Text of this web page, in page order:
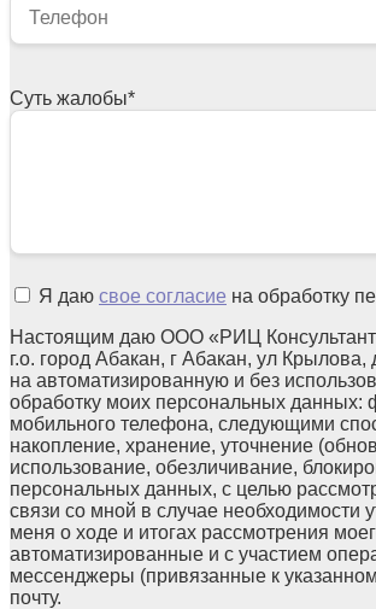
Суть жалобы*
Я даю свое согласие на обработку
Настоящим даю ООО «РИЦ
г.о. город Абакан, г Абакан, ул
на автоматизированную и без
обработку моих персональных
мобильного телефона, следующими
накопление, хранение, уточнение
использование, обезличивание,
персональных данных, с целью
связи со мной в случае
меня о ходе и итогах рассмотрения
автоматизированные и с участием
мессенджеры (привязанные к
почту.